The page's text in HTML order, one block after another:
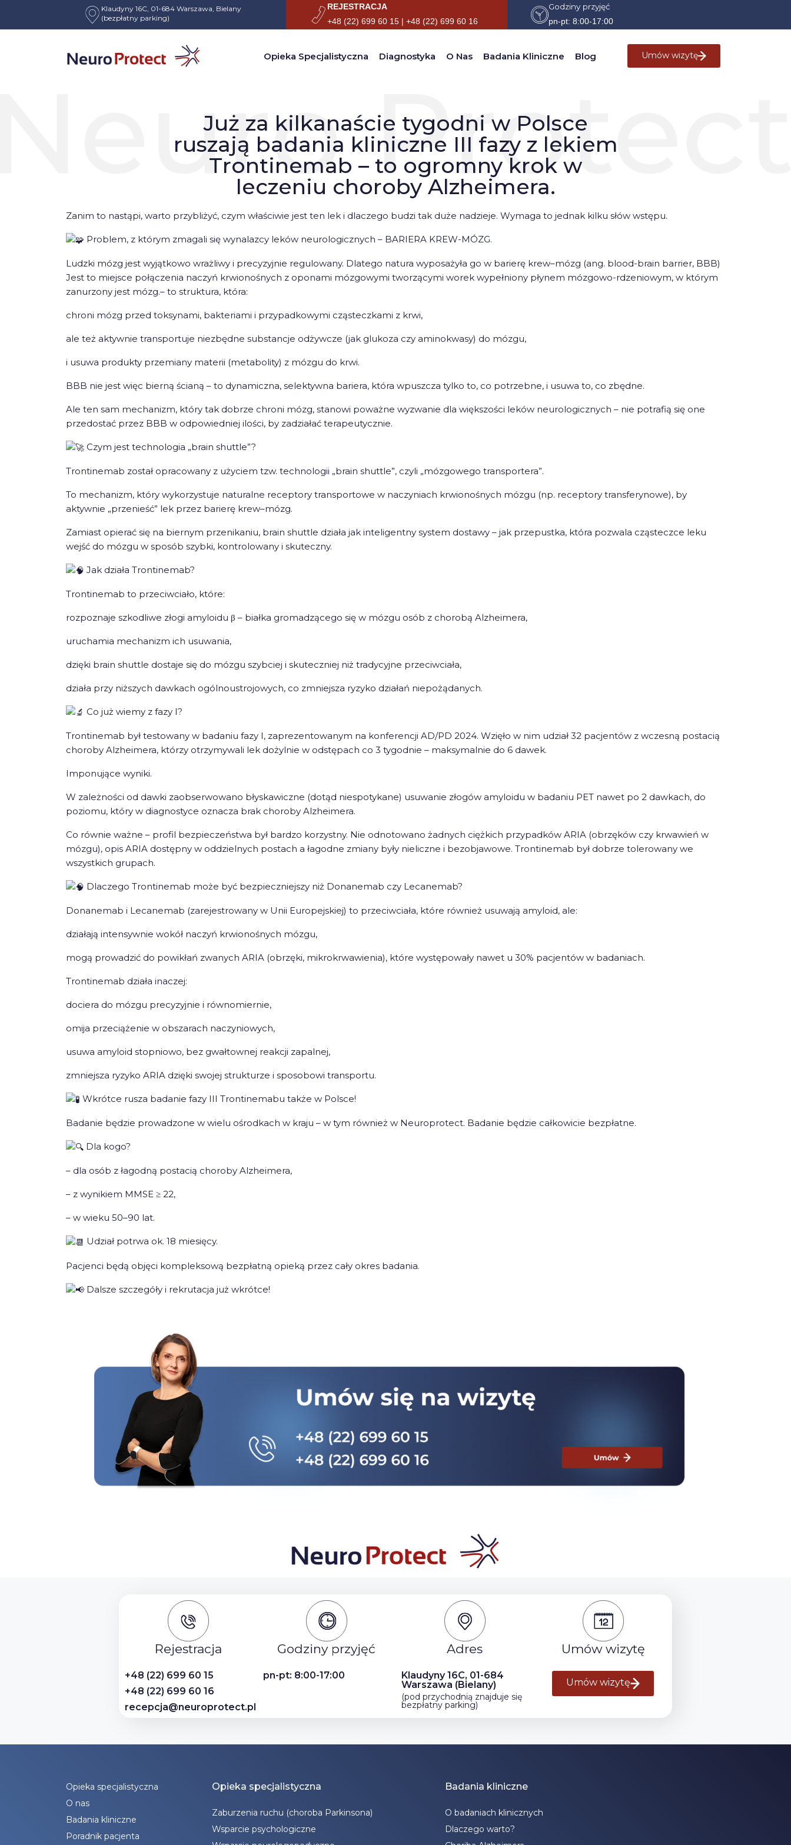
Klaudyny 16C, 01-684 Warszawa, Bielany
(bezpłatny parking)
REJESTRACJA
+48 (22) 699 60 15 | +48 (22) 699 60 16
Godziny przyjęć
pn-pt: 8:00-17:00
Opieka Specjalistyczna Diagnostyka O Nas Badania Kliniczne Blog Umów wizytę
JUŻ ZA KILKANAŚCIE TYGODNI W POLSCE RUSZAJĄ BADANIA KLINICZNE III FAZY Z LEKIEM TRONTINEMAB – TO OGROMNY KROK W LECZENIU CHOROBY ALZHEIMERA.
Poradnik pacjenta
Już za kilkanaście tygodni w Polsce
ruszają badania kliniczne III fazy z lekiem
Trontinemab – to ogromny krok w
leczeniu choroby Alzheimera.
Zanim to nastąpi, warto przybliżyć, czym właściwie jest ten lek i dlaczego budzi tak duże nadzieje. Wymaga to jednak kilku słów wstępu.
Problem, z którym zmagali się wynalazcy leków neurologicznych – BARIERA KREW-MÓZG.
Ludzki mózg jest wyjątkowo wrażliwy i precyzyjnie regulowany. Dlatego natura wyposażyła go w barierę krew–mózg (ang. blood-brain barrier, BBB)
Jest to miejsce połączenia naczyń krwionośnych z oponami mózgowymi tworzącymi worek wypełniony płynem mózgowo-rdzeniowym, w którym
zanurzony jest mózg.– to struktura, która:
chroni mózg przed toksynami, bakteriami i przypadkowymi cząsteczkami z krwi,
ale też aktywnie transportuje niezbędne substancje odżywcze (jak glukoza czy aminokwasy) do mózgu,
i usuwa produkty przemiany materii (metabolity) z mózgu do krwi.
BBB nie jest więc bierną ścianą – to dynamiczna, selektywna bariera, która wpuszcza tylko to, co potrzebne, i usuwa to, co zbędne.
Ale ten sam mechanizm, który tak dobrze chroni mózg, stanowi poważne wyzwanie dla większości leków neurologicznych – nie potrafią się one
przedostać przez BBB w odpowiedniej ilości, by zadziałać terapeutycznie.
Czym jest technologia „brain shuttle”?
Trontinemab został opracowany z użyciem tzw. technologii „brain shuttle”, czyli „mózgowego transportera”.
To mechanizm, który wykorzystuje naturalne receptory transportowe w naczyniach krwionośnych mózgu (np. receptory transferynowe), by
aktywnie „przenieść” lek przez barierę krew–mózg.
Zamiast opierać się na biernym przenikaniu, brain shuttle działa jak inteligentny system dostawy – jak przepustka, która pozwala cząsteczce leku
wejść do mózgu w sposób szybki, kontrolowany i skuteczny.
Jak działa Trontinemab?
Trontinemab to przeciwciało, które:
rozpoznaje szkodliwe złogi amyloidu β – białka gromadzącego się w mózgu osób z chorobą Alzheimera,
uruchamia mechanizm ich usuwania,
dzięki brain shuttle dostaje się do mózgu szybciej i skuteczniej niż tradycyjne przeciwciała,
działa przy niższych dawkach ogólnoustrojowych, co zmniejsza ryzyko działań niepożądanych.
Co już wiemy z fazy I?
Trontinemab był testowany w badaniu fazy I, zaprezentowanym na konferencji AD/PD 2024. Wzięło w nim udział 32 pacjentów z wczesną postacią
choroby Alzheimera, którzy otrzymywali lek dożylnie w odstępach co 3 tygodnie – maksymalnie do 6 dawek.
Imponujące wyniki.
W zależności od dawki zaobserwowano błyskawiczne (dotąd niespotykane) usuwanie złogów amyloidu w badaniu PET nawet po 2 dawkach, do
poziomu, który w diagnostyce oznacza brak choroby Alzheimera.
Co równie ważne – profil bezpieczeństwa był bardzo korzystny. Nie odnotowano żadnych ciężkich przypadków ARIA (obrzęków czy krwawień w
mózgu), opis ARIA dostępny w oddzielnych postach a łagodne zmiany były nieliczne i bezobjawowe. Trontinemab był dobrze tolerowany we
wszystkich grupach.
Dlaczego Trontinemab może być bezpieczniejszy niż Donanemab czy Lecanemab?
Donanemab i Lecanemab (zarejestrowany w Unii Europejskiej) to przeciwciała, które również usuwają amyloid, ale:
działają intensywnie wokół naczyń krwionośnych mózgu,
mogą prowadzić do powikłań zwanych ARIA (obrzęki, mikrokrwawienia), które występowały nawet u 30% pacjentów w badaniach.
Trontinemab działa inaczej:
dociera do mózgu precyzyjnie i równomiernie,
omija przeciążenie w obszarach naczyniowych,
usuwa amyloid stopniowo, bez gwałtownej reakcji zapalnej,
zmniejsza ryzyko ARIA dzięki swojej strukturze i sposobowi transportu.
Wkrótce rusza badanie fazy III Trontinemabu także w Polsce!
Badanie będzie prowadzone w wielu ośrodkach w kraju – w tym również w Neuroprotect. Badanie będzie całkowicie bezpłatne.
Dla kogo?
– dla osób z łagodną postacią choroby Alzheimera,
– z wynikiem MMSE ≥ 22,
– w wieku 50–90 lat.
Udział potrwa ok. 18 miesięcy.
Pacjenci będą objęci kompleksową bezpłatną opieką przez cały okres badania.
Dalsze szczegóły i rekrutacja już wkrótce!
Rejestracja
+48 (22) 699 60 15
+48 (22) 699 60 16
recepcja@neuroprotect.pl
Godziny przyjęć
pn-pt: 8:00-17:00
Adres
Klaudyny 16C, 01-684
Warszawa (Bielany)
(pod przychodnią znajduje się
bezpłatny parking)
Umów wizytę
Umów wizytę
Opieka specjalistyczna
O nas
Badania kliniczne
Poradnik pacjenta
Opieka specjalistyczna
Zaburzenia ruchu (choroba Parkinsona)
Wsparcie psychologiczne
Badania kliniczne
O badaniach klinicznych
Dlaczego warto?